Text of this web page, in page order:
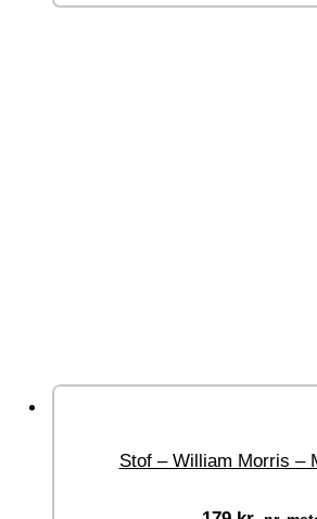
Stof – William Morris –